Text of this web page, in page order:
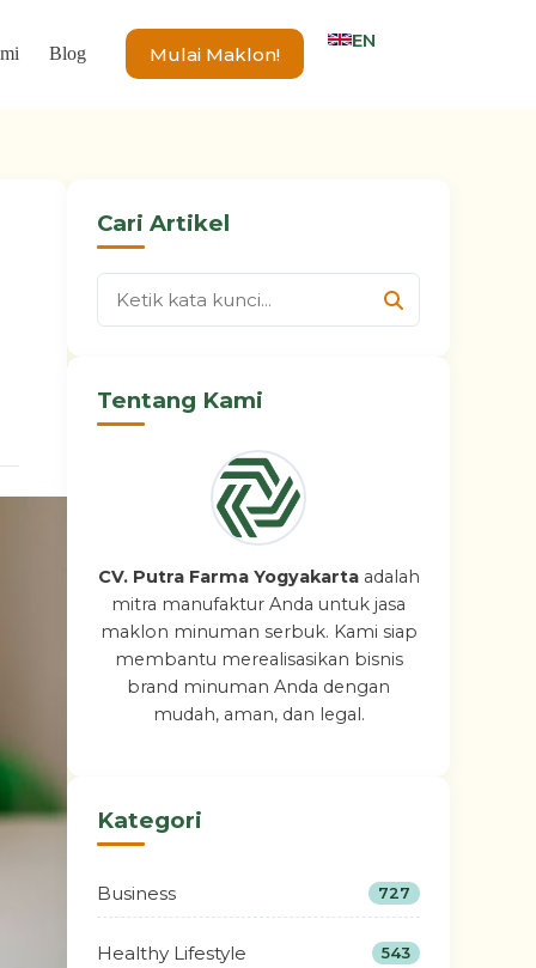
Blog Mulai Maklon!
EN
Cari Artikel
Tentang Kami
CV. Putra Farma Yogyakartaadalah
mitra manufaktur Anda untuk jasa
maklon minuman serbuk. Kami siap
membantu merealisasikan bisnis
brand minuman Anda dengan
mudah, aman, dan legal.
Kategori
Business 727
Healthy Lifestyle 543